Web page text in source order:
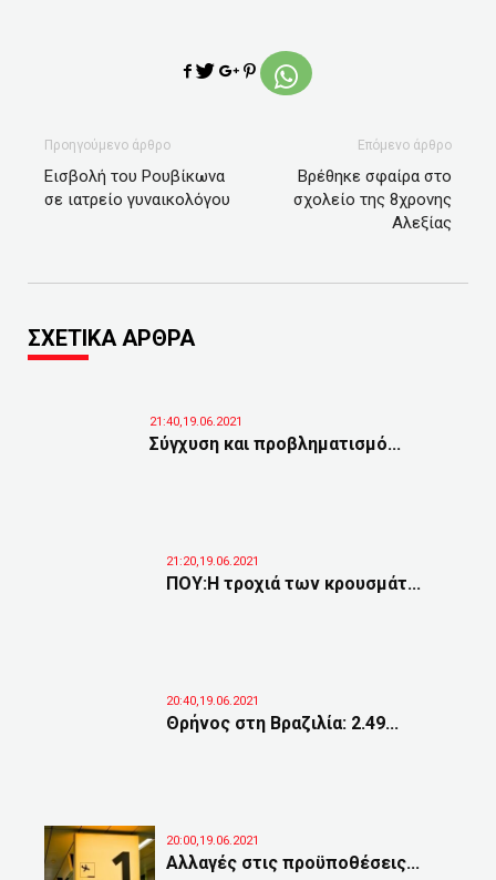
Προηγούμενο άρθρο
Εισβολή του Ρουβίκωνα
σε ιατρείο γυναικολόγου
Επόμενο άρθρο
Βρέθηκε σφαίρα στο
σχολείο της 8χρονης
Αλεξίας
ΣΧΕΤΙΚΑ ΑΡΘΡΑ
21:40,19.06.2021
Σύγχυση και προβληματισμό...
21:20,19.06.2021
ΠΟΥ:Η τροχιά των κρουσμάτ...
20:40,19.06.2021
Θρήνος στη Βραζιλία: 2.49...
20:00,19.06.2021
Αλλαγές στις προϋποθέσεις...